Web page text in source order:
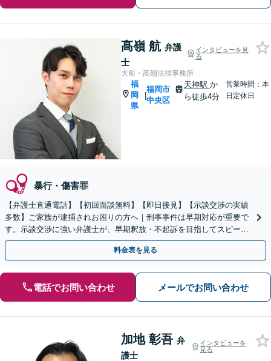
髙嶺 航 弁護
士
インタビューを見
る
大前・高嶺法律事務所
福
岡
県
|
福岡市
中央区
天神駅 か
ら徒歩4分
営業時間：本
日定休日
暴行・傷害罪
【弁護士直通電話】【初回面談無料】【即日接見】【示談交渉の実績
多数】ご家族が逮捕されお困りの方へ｜刑事事件は早期対応が重要で
す。示談交渉に強い弁護士が、早期釈放・不起訴を目指してスピーデ
ィーに対応します【休日・夜間相談対応】
料金表を見る
電話でお問い合わせ メールでお問い合わせ
加地 彰吾 弁
護士
インタビューを
見る